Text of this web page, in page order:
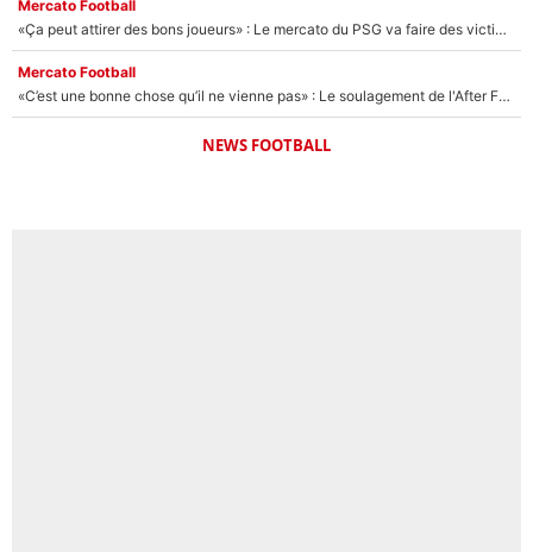
Mercato Football
«Ça peut attirer des bons joueurs» : Le mercato du PSG va faire des victimes dans l'effectif de Luis Enrique ?
Mercato Football
«C’est une bonne chose qu’il ne vienne pas» : Le soulagement de l'After Foot après le transfert avorté de Yan Diomandé au PSG
NEWS FOOTBALL